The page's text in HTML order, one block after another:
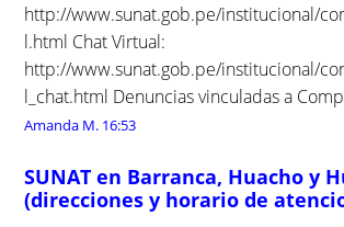
http://www.sunat.gob.pe/institucional/
l.html Chat Virtual:
http://www.sunat.gob.pe/institucional/
l_chat.html Denuncias vinculadas a
Amanda M. 16:53
SUNAT en Barranca, Huacho y
(direcciones y horario de